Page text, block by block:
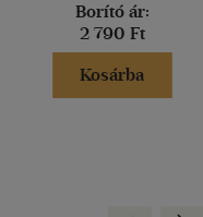
Borító ár:
2 790 Ft
Kosárba